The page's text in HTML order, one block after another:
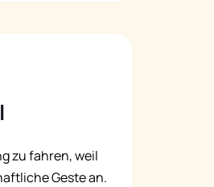
zu fahren, weil
Geste an.